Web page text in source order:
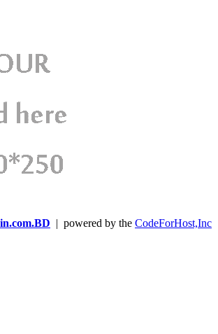
| powered by the CodeForHost,Inc